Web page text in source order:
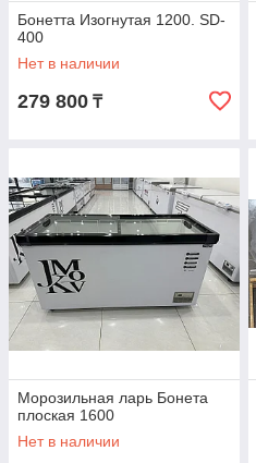
Бонетта Изогнутая 1200. SD-
400
Нет в наличии
279 800 ₸
Морозильная ларь Бонета
плоская 1600
Нет в наличии